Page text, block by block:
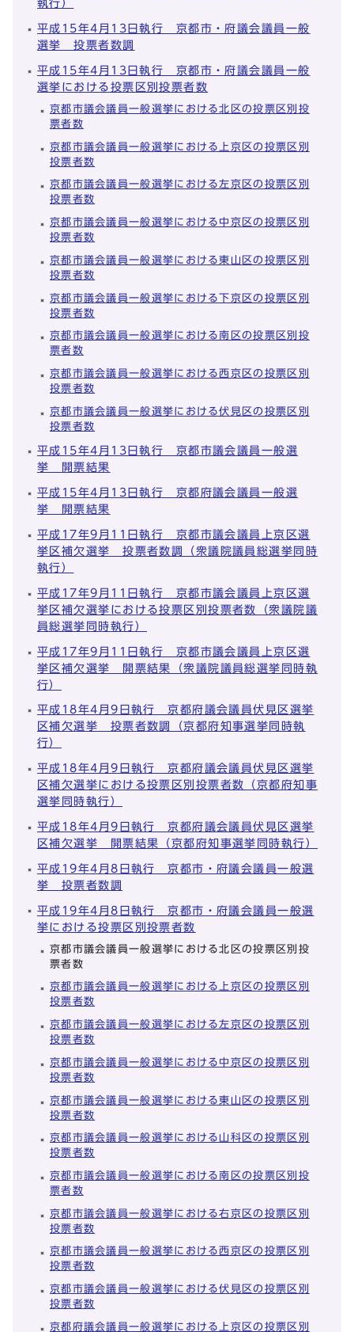
執行）
平成15年4月13日執行 京都市・府議会議員一般
選挙 投票者数調
平成15年4月13日執行 京都市・府議会議員一般
選挙における投票区別投票者数
京都市議会議員一般選挙における北区の投票区別投
票者数
京都市議会議員一般選挙における上京区の投票区別
投票者数
京都市議会議員一般選挙における左京区の投票区別
投票者数
京都市議会議員一般選挙における中京区の投票区別
投票者数
京都市議会議員一般選挙における東山区の投票区別
投票者数
京都市議会議員一般選挙における下京区の投票区別
投票者数
京都市議会議員一般選挙における南区の投票区別投
票者数
京都市議会議員一般選挙における西京区の投票区別
投票者数
京都市議会議員一般選挙における伏見区の投票区別
投票者数
平成15年4月13日執行 京都市議会議員一般選
挙 開票結果
平成15年4月13日執行 京都府議会議員一般選
挙 開票結果
平成17年9月11日執行 京都市議会議員上京区選
挙区補欠選挙 投票者数調（衆議院議員総選挙同時
執行）
平成17年9月11日執行 京都市議会議員上京区選
挙区補欠選挙における投票区別投票者数（衆議院議
員総選挙同時執行）
平成17年9月11日執行 京都市議会議員上京区選
挙区補欠選挙 開票結果（衆議院議員総選挙同時執
行）
平成18年4月9日執行 京都府議会議員伏見区選挙
区補欠選挙 投票者数調（京都府知事選挙同時執
行）
平成18年4月9日執行 京都府議会議員伏見区選挙
区補欠選挙における投票区別投票者数（京都府知事
選挙同時執行）
平成18年4月9日執行 京都府議会議員伏見区選挙
区補欠選挙 開票結果（京都府知事選挙同時執行）
平成19年4月8日執行 京都市・府議会議員一般選
挙 投票者数調
平成19年4月8日執行 京都市・府議会議員一般選
挙における投票区別投票者数
京都市議会議員一般選挙における北区の投票区別投
票者数
京都市議会議員一般選挙における上京区の投票区別
投票者数
京都市議会議員一般選挙における左京区の投票区別
投票者数
京都市議会議員一般選挙における中京区の投票区別
投票者数
京都市議会議員一般選挙における東山区の投票区別
投票者数
京都市議会議員一般選挙における山科区の投票区別
投票者数
京都市議会議員一般選挙における南区の投票区別投
票者数
京都市議会議員一般選挙における右京区の投票区別
投票者数
京都市議会議員一般選挙における西京区の投票区別
投票者数
京都市議会議員一般選挙における伏見区の投票区別
投票者数
京都府議会議員一般選挙における上京区の投票区別